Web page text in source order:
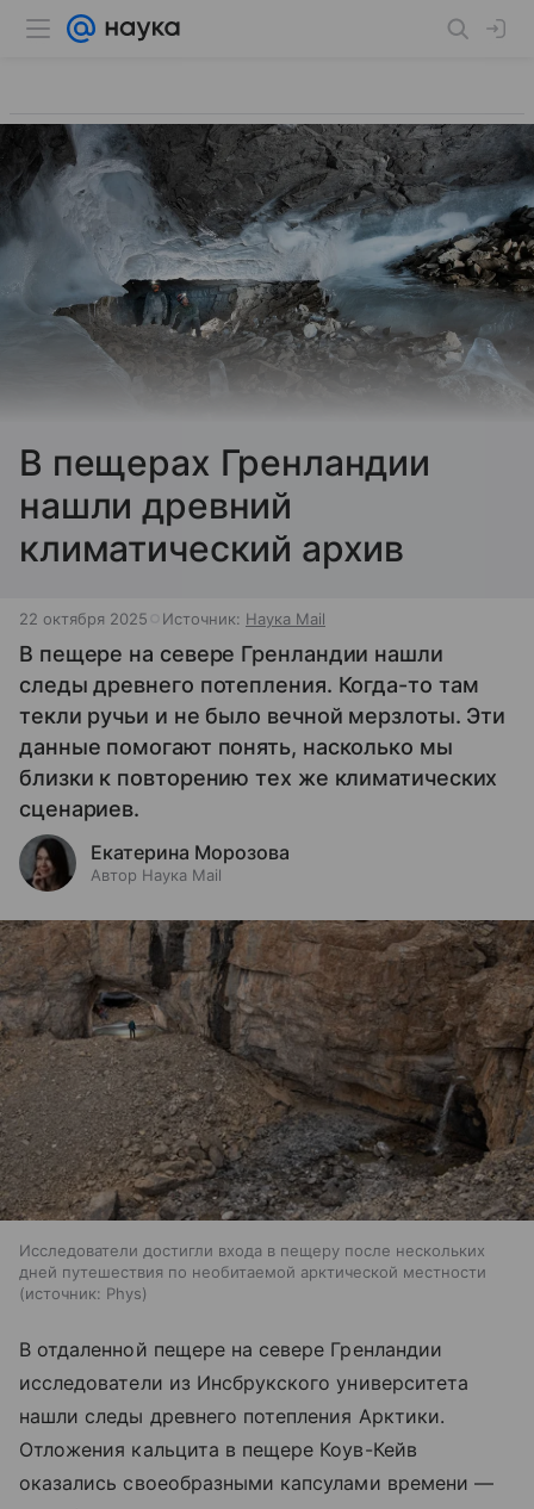
В пещерах Гренландии
нашли древний
климатический архив
22 октября 2025 Источник: Наука Mail
В пещере на севере Гренландии нашли
следы древнего потепления. Когда-то там
текли ручьи и не было вечной мерзлоты. Эти
данные помогают понять, насколько мы
близки к повторению тех же климатических
сценариев.
Екатерина Морозова
Автор Наука Mail
Исследователи достигли входа в пещеру после нескольких
дней путешествия по необитаемой арктической местности
источник: Phys
В отдаленной пещере на севере Гренландии
исследователи из Инсбрукского университета
нашли следы древнего потепления Арктики.
Отложения кальцита в пещере Коув-Кейв
оказались своеобразными капсулами времени —